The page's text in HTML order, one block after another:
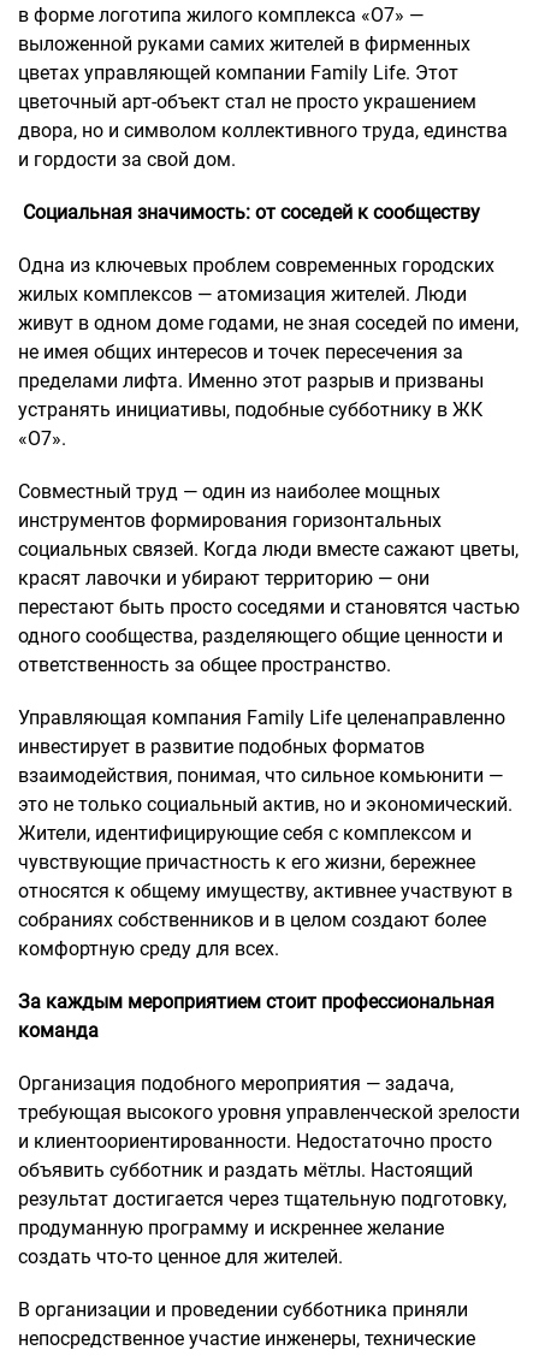
в форме логотипа жилого комплекса «О7» —
выложенной руками самих жителей в фирменных
цветах управляющей компании Family Life. Этот
цветочный арт-объект стал не просто украшением
двора, но и символом коллективного труда, единства
и гордости за свой дом.
Социальная значимость: от соседей к сообществу
Одна из ключевых проблем современных городских
жилых комплексов — атомизация жителей. Люди
живут в одном доме годами, не зная соседей по имени,
не имея общих интересов и точек пересечения за
пределами лифта. Именно этот разрыв и призваны
устранять инициативы, подобные субботнику в ЖК
«О7».
Совместный труд — один из наиболее мощных
инструментов формирования горизонтальных
социальных связей. Когда люди вместе сажают цветы,
красят лавочки и убирают территорию — они
перестают быть просто соседями и становятся частью
одного сообщества, разделяющего общие ценности и
ответственность за общее пространство.
Управляющая компания Family Life целенаправленно
инвестирует в развитие подобных форматов
взаимодействия, понимая, что сильное комьюнити —
это не только социальный актив, но и экономический.
Жители, идентифицирующие себя с комплексом и
чувствующие причастность к его жизни, бережнее
относятся к общему имуществу, активнее участвуют в
собраниях собственников и в целом создают более
комфортную среду для всех.
За каждым мероприятием стоит профессиональная
команда
Организация подобного мероприятия — задача,
требующая высокого уровня управленческой зрелости
и клиентоориентированности. Недостаточно просто
объявить субботник и раздать мётлы. Настоящий
результат достигается через тщательную подготовку,
продуманную программу и искреннее желание
создать что-то ценное для жителей.
В организации и проведении субботника приняли
непосредственное участие инженеры, технические